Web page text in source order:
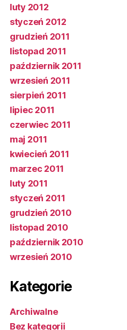
luty 2012
styczeń 2012
grudzień 2011
listopad 2011
październik 2011
wrzesień 2011
sierpień 2011
lipiec 2011
czerwiec 2011
maj 2011
kwiecień 2011
marzec 2011
luty 2011
styczeń 2011
grudzień 2010
listopad 2010
październik 2010
wrzesień 2010
Kategorie
Archiwalne
Bez kategorii